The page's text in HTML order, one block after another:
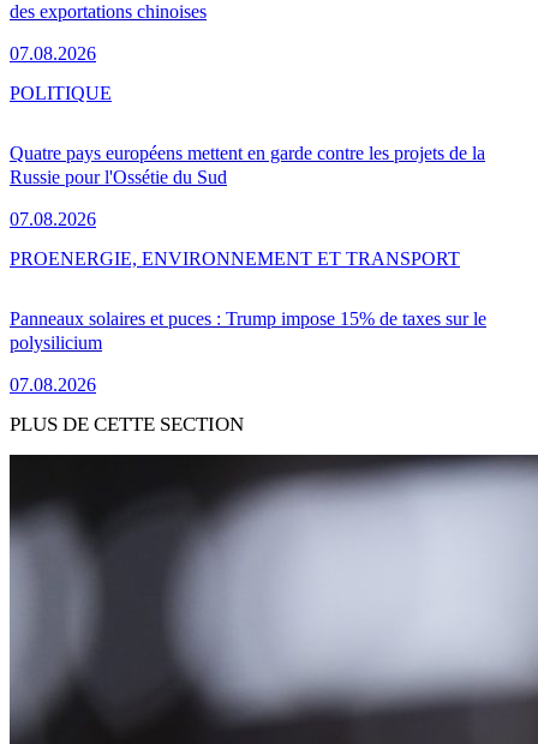
des exportations chinoises
07.08.2026
Quatre pays européens mettent en garde contre les projets de la
Russie pour l'Ossétie du Sud
07.08.2026
POLITIQUE
Panneaux solaires et puces : Trump impose 15% de taxes sur le
polysilicium
07.08.2026
PROENERGIE, ENVIRONNEMENT ET TRANSPORT
PLUS DE CETTE SECTION